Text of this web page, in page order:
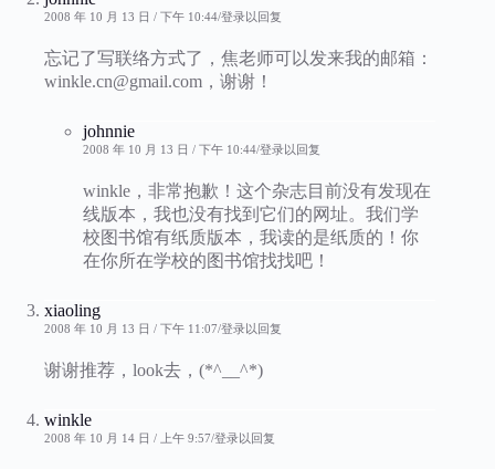
2008 年 10 月 13 日 / 下午 10:44 登录以回复
忘记了写联络方式了，焦老师可以发来我的邮箱：
winkle.cn@gmail.com，谢谢！
johnnie
2008 年 10 月 13 日 / 下午 10:44 登录以回复
winkle，非常抱歉！这个杂志目前没有发现在
线版本，我也没有找到它们的网址。我们学
校图书馆有纸质版本，我读的是纸质的！你
在你所在学校的图书馆找找吧！
xiaoling
2008 年 10 月 13 日 / 下午 11:07 登录以回复
谢谢推荐，look去，(*^__^*)
winkle
2008 年 10 月 14 日 / 上午 9:57 登录以回复